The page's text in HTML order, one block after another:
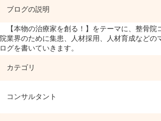
ブログの説明
【本物の治療家を創る！】をテーマに、整骨院
院業界のために集患、人材採用、人材育成など
ログを書いていきます。
カテゴリ
コンサルタント